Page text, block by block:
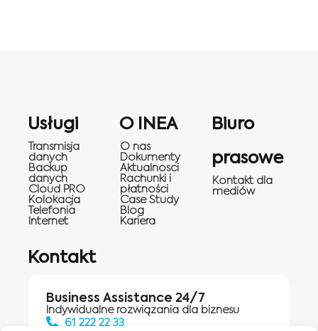
Usługi
Transmisja
danych
Backup
danych
Cloud PRO
Kolokacja
Telefonia
Internet
O INEA
O nas
Dokumenty
Aktualnosci
Rachunki i
płatności
Case Study
Blog
Kariera
Biuro
prasowe
Kontakt dla
mediów
Kontakt
Business Assistance 24/7
Indywidualne rozwiązania dla biznesu
61 222 22 33